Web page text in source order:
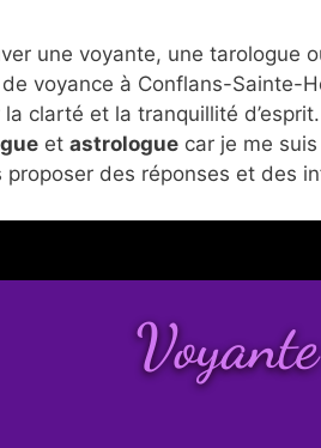
une voyante, une tarologue
voyance à Conflans-Sainte-
clarté et la tranquillité
et astrologue car je me
des réponses et des